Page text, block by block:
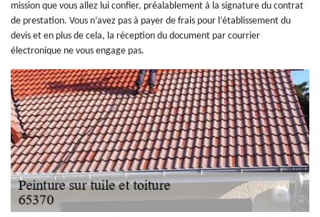
mission que vous allez lui confier, préalablement à la signature du contrat
de prestation. Vous n’avez pas à payer de frais pour l’établissement du
devis et en plus de cela, la réception du document par courrier
électronique ne vous engage pas.